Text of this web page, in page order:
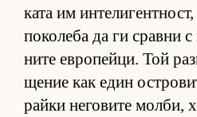
ката им
по­ко­леба да ги сравни
ните ев­ро­пей­ци. Той
ще­ние как един
райки не­го­вите мол­би,